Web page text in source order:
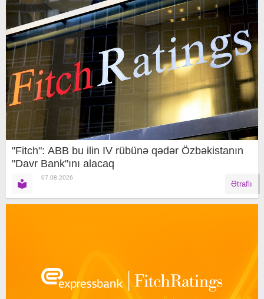
"Fitch": ABB bu ilin IV rübünə qədər Özbəkistanın
"Davr Bank"ını alacaq
07.08.2026
Ətraflı